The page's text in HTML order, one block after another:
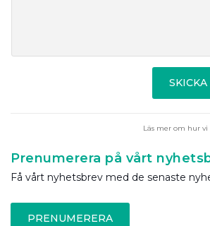
Läs mer om hur
Prenumerera på vårt
Få vårt nyhetsbrev med de senaste
PRENUMERERA